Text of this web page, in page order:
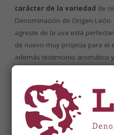
carácter de la variedad de
Denominación de Origen
agreste de la uva está
de nuevo muy propicia para el
además testimonio aromático